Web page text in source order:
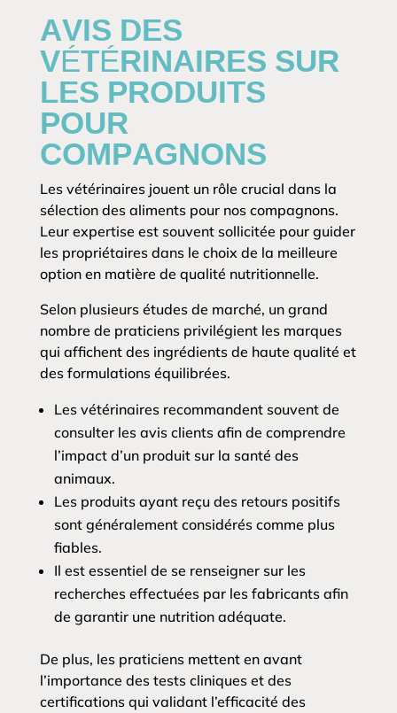
AVIS DES
VÉTÉRINAIRES SUR
LES PRODUITS
POUR
COMPAGNONS
Les vétérinaires jouent un rôle crucial dans la
sélection des aliments pour nos compagnons.
Leur expertise est souvent sollicitée pour guider
les propriétaires dans le choix de la meilleure
option en matière de qualité nutritionnelle.
Selon plusieurs études de marché, un grand
nombre de praticiens privilégient les marques
qui affichent des ingrédients de haute qualité et
des formulations équilibrées.
Les vétérinaires recommandent souvent de
consulter les avis clients afin de comprendre
l’impact d’un produit sur la santé des
animaux.
Les produits ayant reçu des retours positifs
sont généralement considérés comme plus
fiables.
Il est essentiel de se renseigner sur les
recherches effectuées par les fabricants afin
de garantir une nutrition adéquate.
De plus, les praticiens mettent en avant
l’importance des tests cliniques et des
certifications qui validant l’efficacité des